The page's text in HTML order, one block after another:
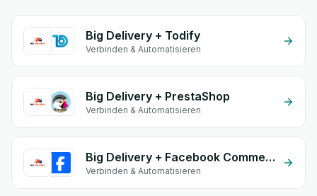
Big Delivery + Todify
Verbinden & Automatisieren
Big Delivery + PrestaShop
Verbinden & Automatisieren
Big Delivery + Facebook Commerce
Verbinden & Automatisieren